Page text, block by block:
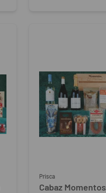
Prisca
Cabaz Momentos